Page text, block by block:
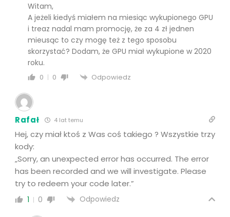
Witam,
A jeżeli kiedyś miałem na miesiąc wykupionego GPU
i treaz nadal mam promocję, że za 4 zł jednen
mieusąc to czy mogę też z tego sposobu
skorzystać? Dodam, że GPU miał wykupione w 2020
roku.
0 0 Odpowiedz
Rafał 4 lat temu
Hej, czy miał ktoś z Was coś takiego ? Wszystkie trzy
kody:
„Sorry, an unexpected error has occurred. The error
has been recorded and we will investigate. Please
try to redeem your code later.”
1 0 Odpowiedz